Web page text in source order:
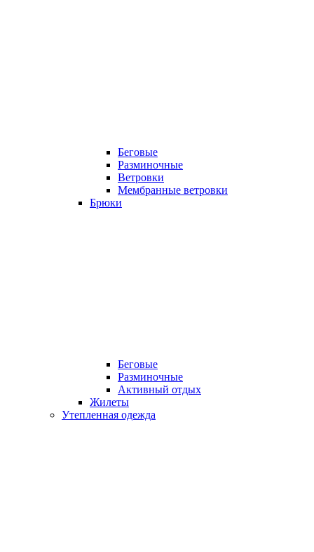
Беговые
Разминочные
Ветровки
Мембранные ветровки
Брюки
Беговые
Разминочные
Активный отдых
Жилеты
Утепленная одежда